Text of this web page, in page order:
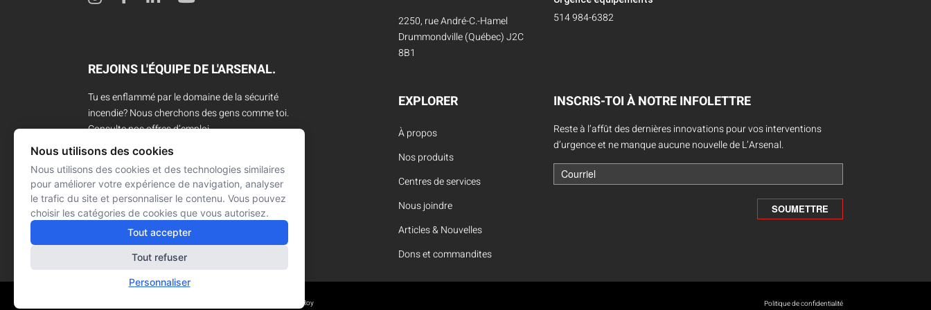
REJOINS L'ÉQUIPE DE L'ARSENAL.
Tu es enflammé par le domaine de la sécurité
incendie? Nous cherchons des gens comme toi.
Consulte nos offres d’emploi.
CARRIÈRES
2250, rue André-C.-Hamel
Drummondville (Québec) J2C
8B1
514 984-6382
EXPLORER
À propos
Nos produits
Centres de services
Nous joindre
Articles & Nouvelles
Dons et commandites
INSCRIS-TOI À NOTRE INFOLETTRE
Reste à l’affût des dernières innovations pour vos interventions
d’urgence et ne manque aucune nouvelle de L’Arsenal.
Réalisation : Signé François Roy Politique de confidentialité
Nous utilisons des cookies
Nous utilisons des cookies et des technologies similaires
pour améliorer votre expérience de navigation, analyser
le trafic du site et personnaliser le contenu. Vous pouvez
choisir les catégories de cookies que vous autorisez.
Tout accepter
Tout refuser
Personnaliser